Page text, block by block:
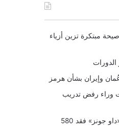
مبتكرة تزين أزياء
الدورات
وإيران بشأن هرمز
وراء رفض تدريب
خسائر عميقة لـ«وول ستريت».. «داو جونز» فقد 580